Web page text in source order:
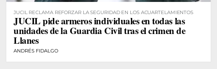
JUCIL RECLAMA REFORZAR LA SEGURIDAD EN LOS ACUARTELAMIENTOS
JUCIL pide armeros individuales en todas las
unidades de la Guardia Civil tras el crimen de
Llanes
ANDRÉS FIDALGO